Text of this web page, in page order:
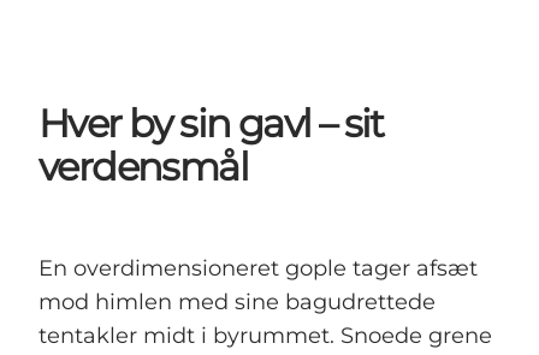
Vores Byer
Mad & Overnatning
Køb billet
Hver by sin gavl – sit
verdensmål
En overdimensioneret gople tager afsæt
mod himlen med sine bagudrettede
tentakler midt i byrummet. Snoede grene